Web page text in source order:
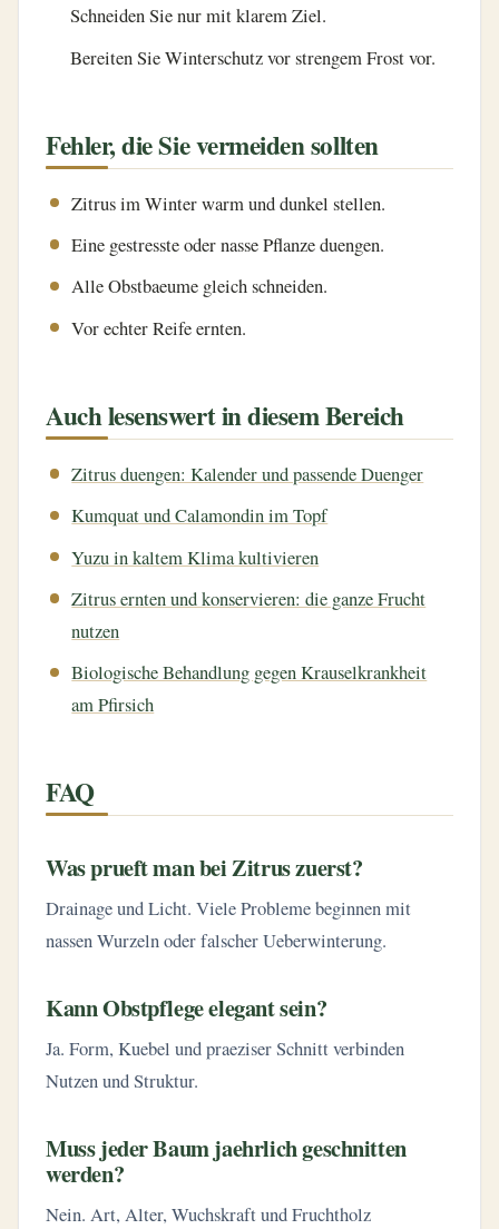
Schneiden Sie nur mit klarem Ziel.
Bereiten Sie Winterschutz vor strengem Frost vor.
Fehler, die Sie vermeiden sollten
Zitrus im Winter warm und dunkel stellen.
Eine gestresste oder nasse Pflanze duengen.
Alle Obstbaeume gleich schneiden.
Vor echter Reife ernten.
Auch lesenswert in diesem Bereich
Zitrus duengen: Kalender und passende Duenger
Kumquat und Calamondin im Topf
Yuzu in kaltem Klima kultivieren
Zitrus ernten und konservieren: die ganze Frucht
nutzen
Biologische Behandlung gegen Krauselkrankheit
am Pfirsich
FAQ
Was prueft man bei Zitrus zuerst?
Drainage und Licht. Viele Probleme beginnen mit
nassen Wurzeln oder falscher Ueberwinterung.
Kann Obstpflege elegant sein?
Ja. Form, Kuebel und praeziser Schnitt verbinden
Nutzen und Struktur.
Muss jeder Baum jaehrlich geschnitten
werden?
Nein. Art, Alter, Wuchskraft und Fruchtholz